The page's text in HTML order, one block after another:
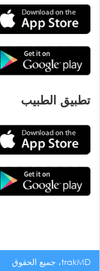
تطبيق الطبيب
trakMD، جميع الحقوق